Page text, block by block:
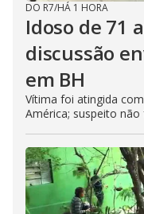
DO R7/HÁ 1 HORA
Idoso de 71
discussão
em BH
Vítima foi atingida
América; suspeito